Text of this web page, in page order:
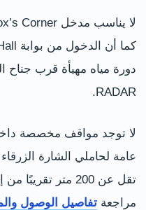
دورة مياه مهيأة قرب جناح
RADAR.
لا توجد مواقف مخصصة
مراجعة تفاصيل الوصول